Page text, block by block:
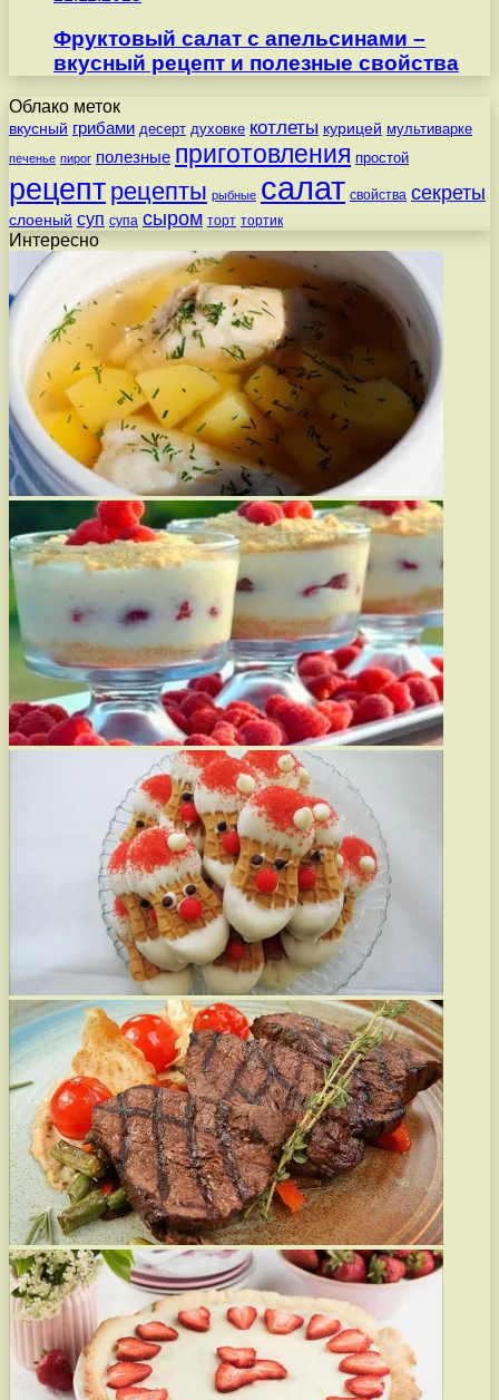
Фруктовый салат с апельсинами –
вкусный рецепт и полезные свойства
Облако меток
вкусный грибами десерт духовке котлеты курицей мультиварке
печенье пирог полезные приготовления простой
рецепт рецепты рыбные салат свойства секреты
слоеный суп супа сыром торт тортик
Интересно